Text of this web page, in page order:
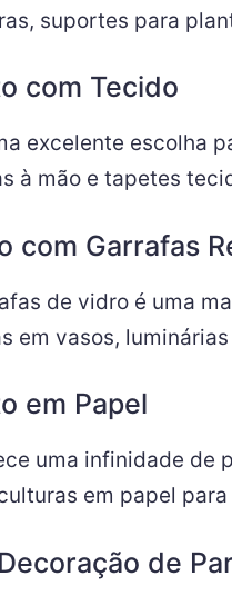
suportes para
com Tecido
excelente escolha
à mão e tapetes
com Garrafas
de vidro é uma
em vasos,
em Papel
uma infinidade de
em papel
de